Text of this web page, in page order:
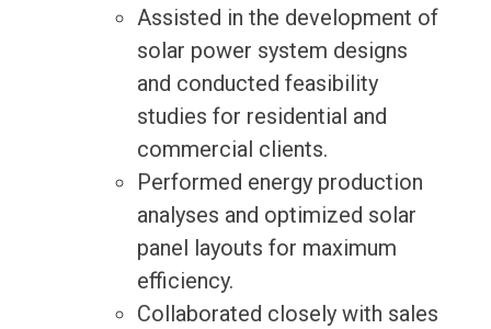
Assisted in the development of
solar power system designs
and conducted feasibility
studies for residential and
commercial clients.
Performed energy production
analyses and optimized solar
panel layouts for maximum
efficiency.
Collaborated closely with sales